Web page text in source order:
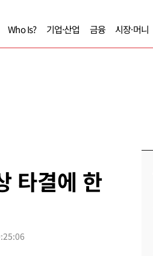
Who Is? 기업·산업 금융 시장·머니
타결에 한